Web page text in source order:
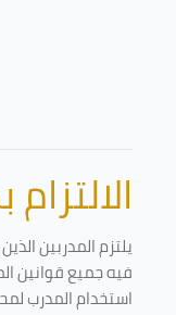
يلتزم المدربين
فيه جميع قوانين
استخدام المدرب